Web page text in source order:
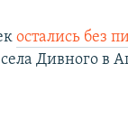
остались без
Дивного в